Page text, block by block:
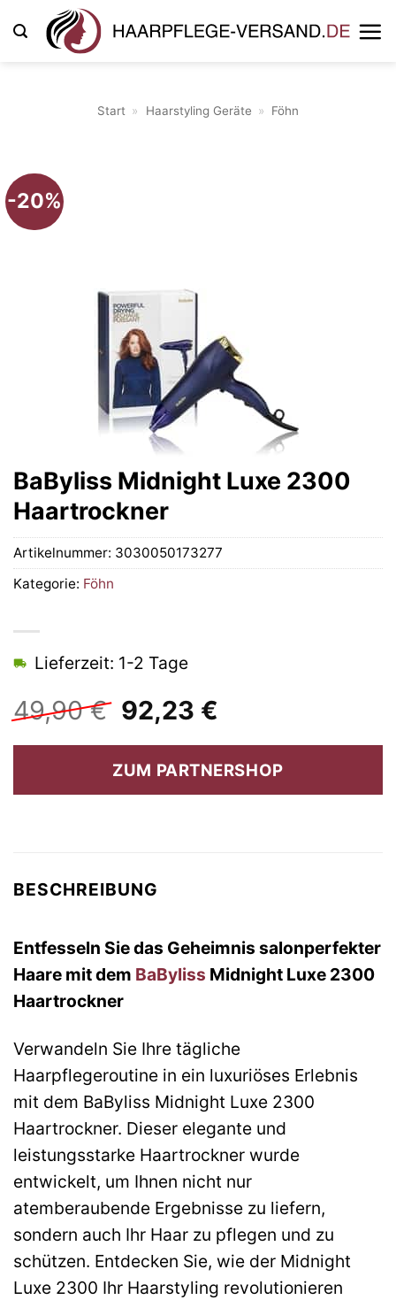
Inhalt
Start » Haarstyling Geräte » Föhn
-20%
BaByliss Midnight Luxe 2300
Haartrockner
49,90€ Ursprünglicher
Preis
war:
49,90 €
92,23 €
ist:
92,23 €.
Lieferzeit: 1-2 Tage
ZUM PARTNERSHOP
Artikelnummer: 3030050173277
Kategorie: Föhn
BESCHREIBUNG
Entfesseln Sie das Geheimnis salonperfekter
Haare mit dem BaByliss Midnight Luxe 2300
Haartrockner
Verwandeln Sie Ihre tägliche
Haarpflegeroutine in ein luxuriöses Erlebnis
mit dem BaByliss Midnight Luxe 2300
Haartrockner. Dieser elegante und
leistungsstarke Haartrockner wurde
entwickelt, um Ihnen nicht nur
atemberaubende Ergebnisse zu liefern,
sondern auch Ihr Haar zu pflegen und zu
schützen. Entdecken Sie, wie der Midnight
Luxe 2300 Ihr Haarstyling revolutionieren